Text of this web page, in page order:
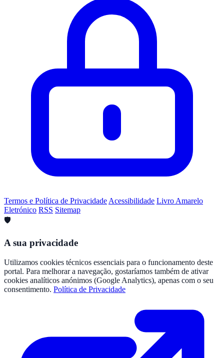
Termos e Política de Privacidade Acessibilidade Livro Amarelo
Eletrónico RSS Sitemap
🛡️
A sua privacidade
Utilizamos cookies técnicos essenciais para o funcionamento deste
portal. Para melhorar a navegação, gostaríamos também de ativar
cookies analíticos anónimos (Google Analytics), apenas com o seu
consentimento. Política de Privacidade